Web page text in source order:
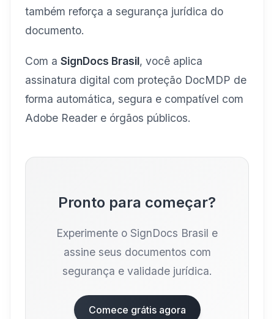
também reforça a segurança jurídica do
documento.
Com a SignDocs Brasil, você aplica
assinatura digital com proteção DocMDP de
forma automática, segura e compatível com
Adobe Reader e órgãos públicos.
Pronto para começar?
Experimente o SignDocs Brasil e
assine seus documentos com
segurança e validade jurídica.
Comece grátis agora